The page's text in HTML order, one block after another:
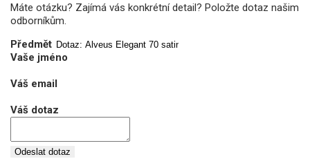
Máte otázku? Zajímá vás konkrétní detail? Položte dotaz našim
odborníkům.
Předmět
Vaše jméno
Váš email
Váš dotaz
Odeslat dotaz